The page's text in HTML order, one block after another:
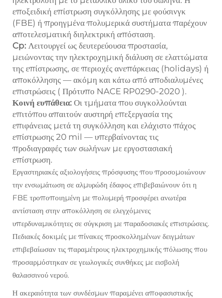
εποξειδική επίστρωση συγκόλλησης με φούσινγκ
(FBE) ή προηγμένα πολυμερικά συστήματα παρέχουν
αποτελεσματική διηλεκτρική απόσταση.
Cp: Λειτουργεί ως δευτερεύουσα προστασία,
μειώνοντας την ηλεκτροχημική διάλυση σε ελαττώματα
της επίστρωσης, σε περιοχές ανεπάρκειας (holidays) ή
αποκόλλησης — ακόμη και κάτω από αποδιαλυμένες
επιστρώσεις ( Πρότυπο NACE RP0290-2020 ).
Κοινή ευπάθεια: Οι τμήματα που συγκολλούνται
επιτόπου απαιτούν αυστηρή επεξεργασία της
επιφάνειας μετά τη συγκόλληση και ελάχιστο πάχος
επίστρωσης 20 mil — υπερβαίνοντας τις
προδιαγραφές των σωλήνων με εργοστασιακή
επίστρωση.
Εργαστηριακές αξιολογήσεις πρόσφυσης που προσομοιώνουν
την ενσωμάτωση σε αλμυρώδη έδαφος επιβεβαιώνουν ότι η
FBE τροποποιημένη με πολυμερή προσφέρει ανωτέρα
αντίσταση στην αποκόλληση σε ελεγχόμενες
υπερδυναμικότητες σε σύγκριση με παραδοσιακές επιστρώσεις.
Πεδιακές δοκιμές με πίνακες προσκολλημένων δειγμάτων
επιβεβαίωσαν τις παραμέτρους ηλεκτροχημικής πόλωσης που
προσαρμόστηκαν σε γεωλογικές συνθήκες με εισβολή
θαλασσινού νερού.
Η ακεραιότητα των συνδέσμων παραμένει αποφασιστικής